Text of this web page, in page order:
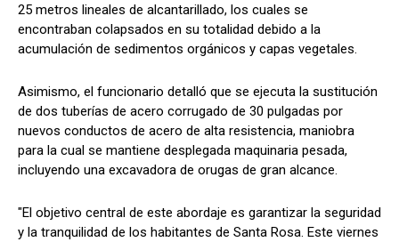
25 metros lineales de alcantarillado, los cuales se
encontraban colapsados en su totalidad debido a la
acumulación de sedimentos orgánicos y capas vegetales.
Asimismo, el funcionario detalló que se ejecuta la sustitución
de dos tuberías de acero corrugado de 30 pulgadas por
nuevos conductos de acero de alta resistencia, maniobra
para la cual se mantiene desplegada maquinaria pesada,
incluyendo una excavadora de orugas de gran alcance.
"El objetivo central de este abordaje es garantizar la seguridad
y la tranquilidad de los habitantes de Santa Rosa. Este viernes